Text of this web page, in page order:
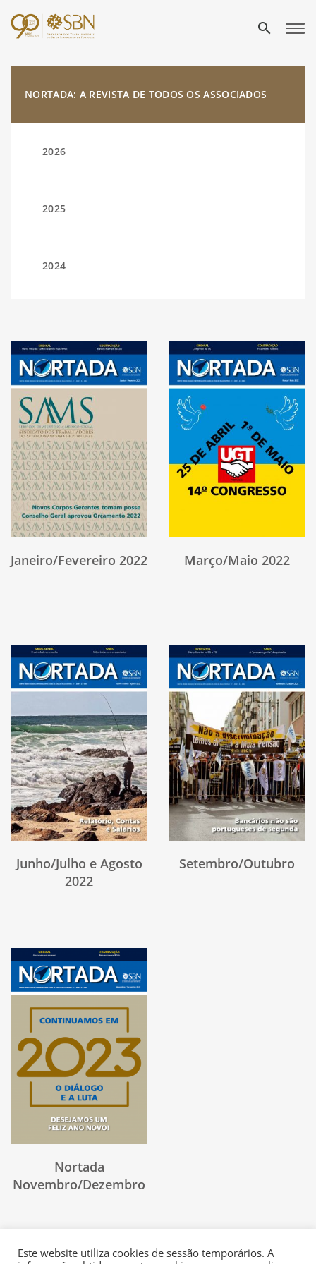
search
NORTADA: A REVISTA DE TODOS OS ASSOCIADOS
2026
2025
2024
2022
2021
2020
Janeiro/Fevereiro 2022 Março/Maio 2022
Junho/Julho e Agosto
2022
Setembro/Outubro
Nortada
Novembro/Dezembro
Este website utiliza cookies de sessão temporários. A